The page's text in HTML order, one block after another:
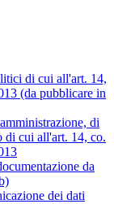
di cui all'art. 14,
(da pubblicare in
di
di cui all'art. 14, co.
da
dei dati